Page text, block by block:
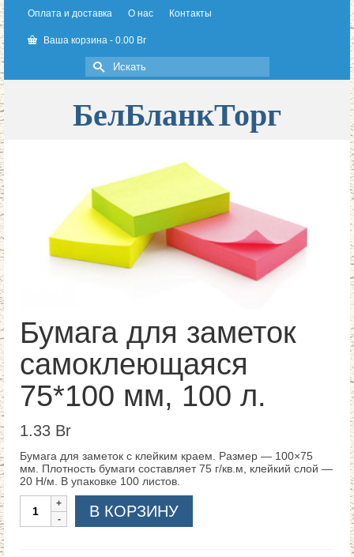
Оплата и доставка О нас Контакты
Ваша корзина - 0.00 Br
Искать:
БелБланкТорг
Бумага для заметок
самоклеющаяся
75*100 мм, 100 л.
1.33 Br
Бумага для заметок с клейким краем. Размер — 100×75
мм. Плотность бумаги составляет 75 г/кв.м, клейкий слой —
20 Н/м. В упаковке 100 листов.
Количество
В КОРЗИНУ